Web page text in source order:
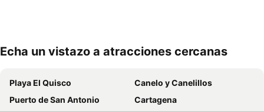
Echa un vistazo a atracciones cercanas
Playa El Quisco
Canelo y Canelillos
Puerto de San Antonio
Cartagena